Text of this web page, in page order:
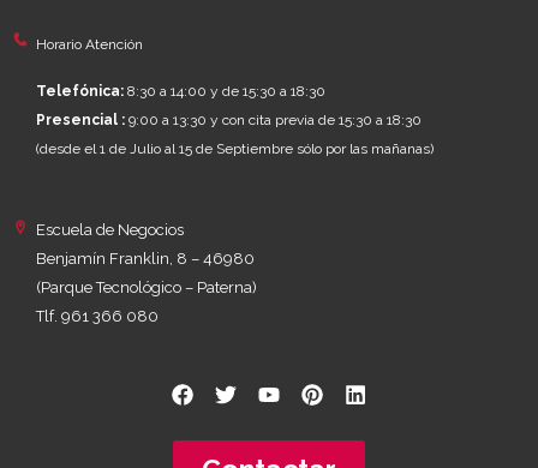
Horario Atención
Telefónica: 8:30 a 14:00 y de 15:30 a 18:30
Presencial : 9:00 a 13:30 y con cita previa de 15:30 a 18:30
(desde el 1 de Julio al 15 de Septiembre sólo por las mañanas)
Escuela de Negocios
Benjamín Franklin, 8 – 46980
(Parque Tecnológico – Paterna)
Tlf. 961 366 080